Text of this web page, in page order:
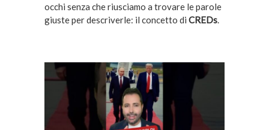
occhi senza che riusciamo a trovare le parole
giuste per descriverle: il concetto di CREDs.